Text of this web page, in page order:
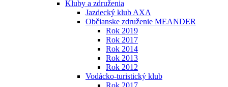
Kluby a združenia
Jazdecký klub AXA
Občianske združenie MEANDER
Rok 2019
Rok 2017
Rok 2014
Rok 2013
Rok 2012
Vodácko-turistický klub
Rok 2017